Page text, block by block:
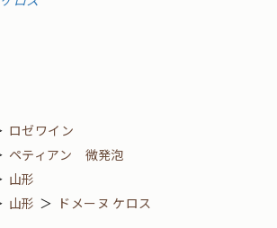
ロゼワイン
ペティアン 微発泡
山形
山形 ＞ ドメーヌ ケロス